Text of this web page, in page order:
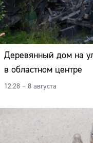
Деревянный дом на
в областном центре
12:28 – 8 августа